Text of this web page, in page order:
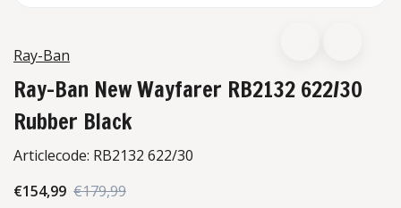
Ray-Ban
Ray-Ban New Wayfarer RB2132 622/30
Rubber Black
Articlecode: RB2132 622/30
€154,99 €179,99